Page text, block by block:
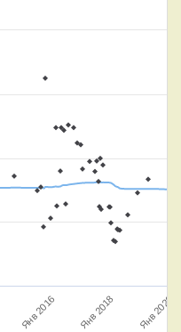
Янв 2016 Янв 2018 Янв 2020